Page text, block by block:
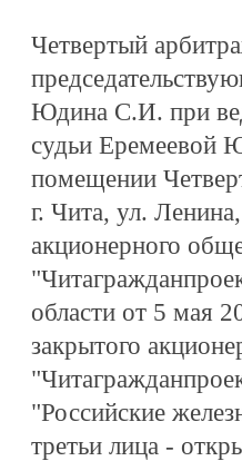
Четвертый
Юдина С.И. при
судьи Еремеевой
помещении
г. Чита, ул.
акционерного
области от 5 мая
закрытого
"Российские
третьи лица -